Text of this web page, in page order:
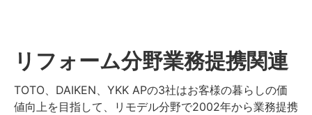
リフォーム分野業務提携関連
TOTO、DAIKEN、YKK APの3社はお客様の暮らしの価
値向上を目指して、リモデル分野で2002年から業務提携